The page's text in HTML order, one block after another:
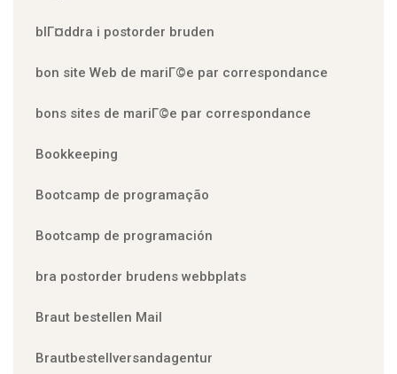
blГ¤ddra i postorder bruden
bon site Web de mariГ©e par correspondance
bons sites de mariГ©e par correspondance
Bookkeeping
Bootcamp de programação
Bootcamp de programación
bra postorder brudens webbplats
Braut bestellen Mail
Brautbestellversandagentur